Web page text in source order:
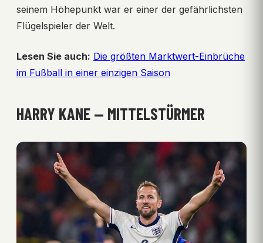
seinem Höhepunkt war er einer der gefährlichsten
Flügelspieler der Welt.
Lesen Sie auch: Die größten Marktwert-Einbrüche
im Fußball in einer einzigen Saison
HARRY KANE — MITTELSTÜRMER